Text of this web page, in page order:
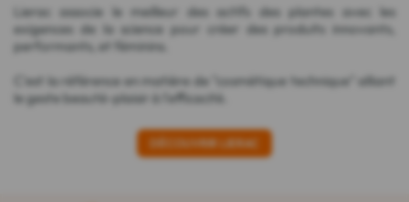
Lierac associe le meilleur des actifs des plantes avec les
exigences de la science pour créer des produits innovants,
performants, et féminins.
C'est la référence en matière de "cosmétique technique" alliant
le geste beauté-plaisir à l'efficacité.
DÉCOUVRIR LIERAC